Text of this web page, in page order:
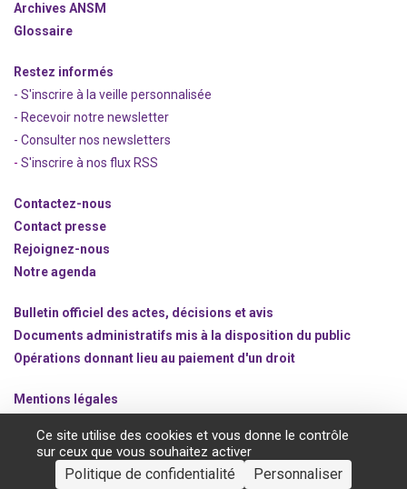
Archives ANSM
Glossaire
Restez informés
- S'inscrire à la veille personnalisée
- Recevoir notre newsletter
- Consulter nos newsletters
- S'inscrire à nos flux RSS
Contactez-nous
Contact presse
Rejoignez-nous
Notre agenda
Bulletin officiel des actes, décisions et avis
Documents administratifs mis à la disposition du public
Opérations donnant lieu au paiement d'un droit
Mentions légales
Gestion des cookies
Ce site utilise des cookies et vous donne le contrôle
sur ceux que vous souhaitez activer
Personnaliser
Politique de confidentialité